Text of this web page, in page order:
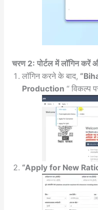
चरण 2: पोर्टल में लॉगिन करें
लॉगिन करने के बाद,
Production “विकल्प
“Apply for New